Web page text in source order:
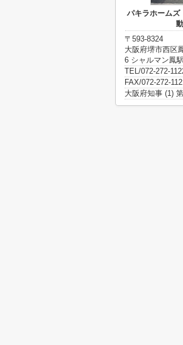
パキラホーム
〒593-8324
大阪府堺市西区
6 シャルマン鳳
TEL/072-272-
FAX/072-272-
大阪府知事 (1)